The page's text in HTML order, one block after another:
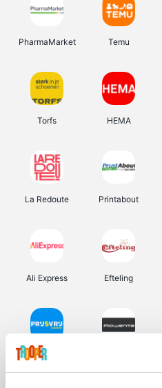
PharmaMarket Temu
Torfs HEMA
La Redoute Printabout
Ali Express Efteling
Prijsvrij